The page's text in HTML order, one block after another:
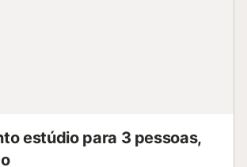
estúdio para 3 pessoas,